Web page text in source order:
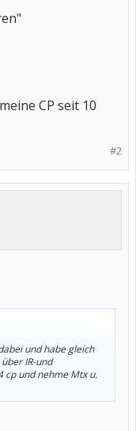
CP seit 10
#2
und habe gleich
IR-und
cp und nehme Mtx u.